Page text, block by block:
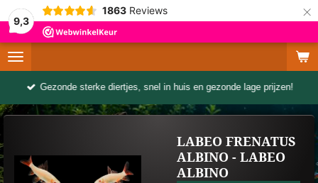
9,3
1863 Reviews ×
Gezonde sterke diertjes, snel in huis en gezonde lage prijzen!
LABEO FRENATUS
ALBINO - LABEO
ALBINO